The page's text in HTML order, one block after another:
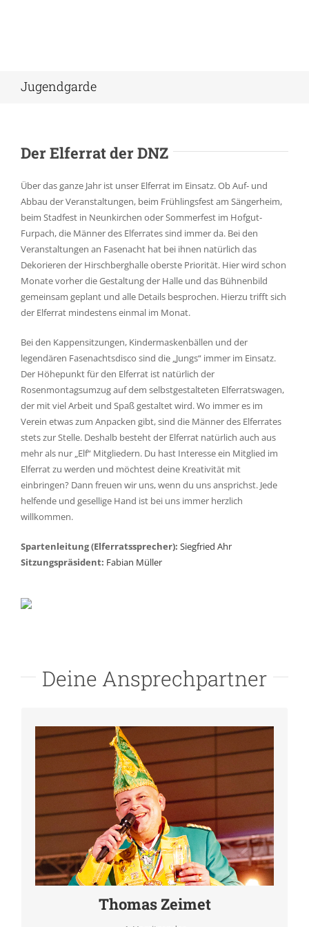
Jugendgarde
Der Elferrat der DNZ
Über das ganze Jahr ist unser Elferrat im Einsatz. Ob Auf- und
Abbau der Veranstaltungen, beim Frühlingsfest am Sängerheim,
beim Stadfest in Neunkirchen oder Sommerfest im Hofgut-
Furpach, die Männer des Elferrates sind immer da. Bei den
Veranstaltungen an Fasenacht hat bei ihnen natürlich das
Dekorieren der Hirschberghalle oberste Priorität. Hier wird schon
Monate vorher die Gestaltung der Halle und das Bühnenbild
gemeinsam geplant und alle Details besprochen. Hierzu trifft sich
der Elferrat mindestens einmal im Monat.
Bei den Kappensitzungen, Kindermaskenbällen und der
legendären Fasenachtsdisco sind die „Jungs“ immer im Einsatz.
Der Höhepunkt für den Elferrat ist natürlich der
Rosenmontagsumzug auf dem selbstgestalteten Elferratswagen,
der mit viel Arbeit und Spaß gestaltet wird. Wo immer es im
Verein etwas zum Anpacken gibt, sind die Männer des Elferrates
stets zur Stelle. Deshalb besteht der Elferrat natürlich auch aus
mehr als nur „Elf“ Mitgliedern. Du hast Interesse ein Mitglied im
Elferrat zu werden und möchtest deine Kreativität mit
einbringen? Dann freuen wir uns, wenn du uns ansprichst. Jede
helfende und gesellige Hand ist bei uns immer herzlich
willkommen.
Spartenleitung (Elferratssprecher): Siegfried Ahr
Sitzungspräsident: Fabian Müller
Deine Ansprechpartner
Thomas Zeimet
Thomas Zeimet
Als 1. Vorsitzender stehe ich jedem Mitglied gerne bei allen
Fragen rund um unseren Verein und bei persönlichen
Angelegenheiten mit Rat und Tat zur Seite.
zeimet@narrezunft.de